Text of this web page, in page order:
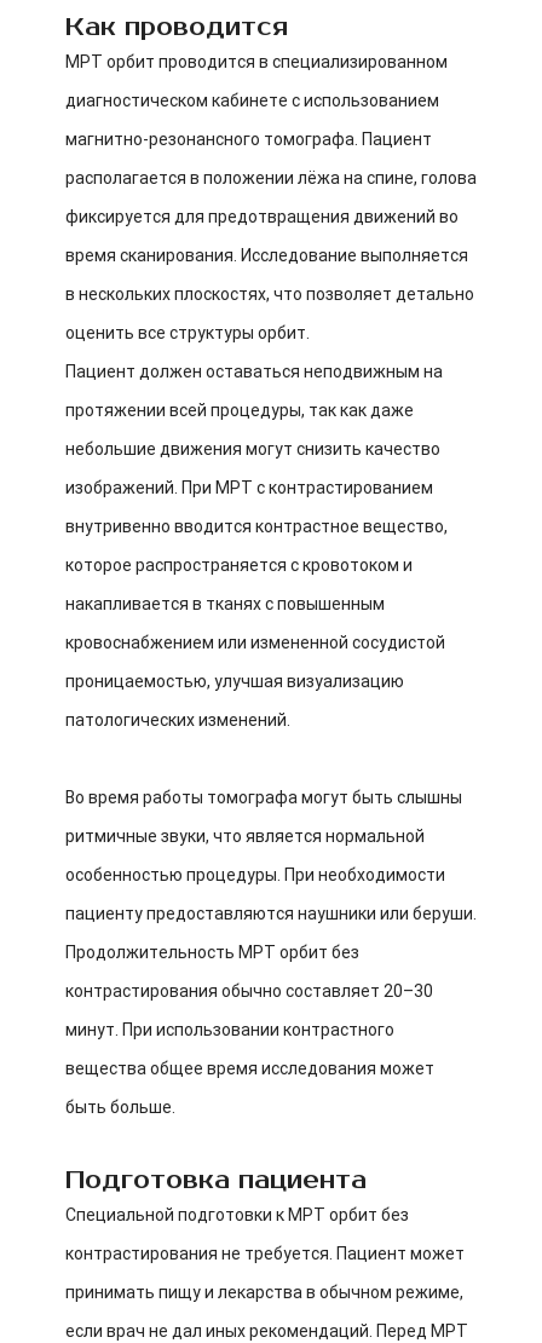
Как проводится
МРТ орбит проводится в специализированном
диагностическом кабинете с использованием
магнитно-резонансного томографа. Пациент
располагается в положении лёжа на спине, голова
фиксируется для предотвращения движений во
время сканирования. Исследование выполняется
в нескольких плоскостях, что позволяет детально
оценить все структуры орбит.
Пациент должен оставаться неподвижным на
протяжении всей процедуры, так как даже
небольшие движения могут снизить качество
изображений. При МРТ с контрастированием
внутривенно вводится контрастное вещество,
которое распространяется с кровотоком и
накапливается в тканях с повышенным
кровоснабжением или измененной сосудистой
проницаемостью, улучшая визуализацию
патологических изменений.
Во время работы томографа могут быть слышны
ритмичные звуки, что является нормальной
особенностью процедуры. При необходимости
пациенту предоставляются наушники или беруши.
Продолжительность МРТ орбит без
контрастирования обычно составляет 20–30
минут. При использовании контрастного
вещества общее время исследования может
быть больше.
Подготовка пациента
Специальной подготовки к МРТ орбит без
контрастирования не требуется. Пациент может
принимать пищу и лекарства в обычном режиме,
если врач не дал иных рекомендаций. Перед МРТ